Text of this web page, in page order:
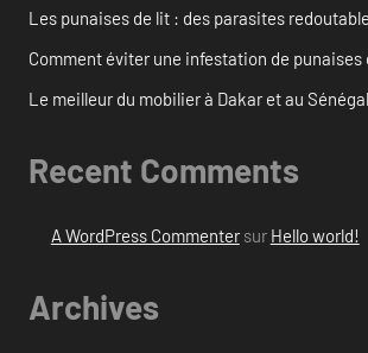
Les punaises de lit : des parasites
Comment éviter une infestation de punaises
Le meilleur du mobilier à Dakar et au Sénégal
Recent Comments
A WordPress Commentersur Hello world!
Archives